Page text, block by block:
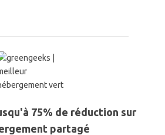
75% de réduction sur
partagé